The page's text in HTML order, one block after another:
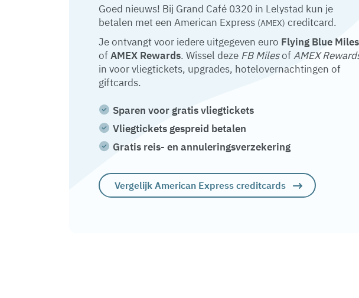
Goed nieuws! Bij Grand Café 0320 in Lelystad kun je
betalen met een American Express (AMEX) creditcard.
Je ontvangt voor iedere uitgegeven euro Flying Blue Miles
ofAMEX Rewards. Wissel deze FB MilesofAMEX
in voor vliegtickets, upgrades, hotelovernachtingen of
giftcards.
Sparen voor gratis vliegtickets
Vliegtickets gespreid betalen
Gratis reis- en annuleringsverzekering
Vergelijk American Express creditcards